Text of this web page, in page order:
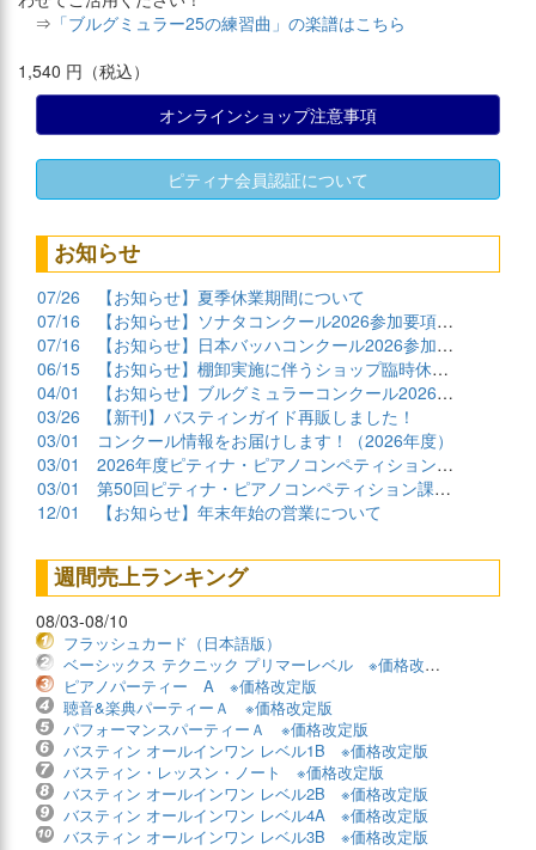
⇒ 「ブルグミュラー25の練習曲」の楽譜はこちら
1,540 円（税込）
オンラインショップ注意事項
ピティナ会員認証について
お知らせ
07/26
【お知らせ】夏季休業期間について
07/16
【お知らせ】ソナタコンクール2026参加要項公開
07/16
【お知らせ】日本バッハコンクール2026参加要項公開
06/15
【お知らせ】棚卸実施に伴うショップ臨時休業について
04/01
【お知らせ】ブルグミュラーコンクール2026課題曲公開
03/26
【新刊】バスティンガイド再販しました！
03/01
コンクール情報をお届けします！（2026年度）
03/01
2026年度ピティナ・ピアノコンペティション課題曲商品
03/01
第50回ピティナ・ピアノコンペティション課題曲公開！
12/01
【お知らせ】年末年始の営業について
週間売上ランキング
08/03-08/10
フラッシュカード（日本語版）
ベーシックス テクニック プリマーレベル ※価格改定版
ピアノパーティー A ※価格改定版
聴音&楽典パーティーＡ ※価格改定版
パフォーマンスパーティーＡ ※価格改定版
バスティン オールインワン レベル1B ※価格改定版
バスティン・レッスン・ノート ※価格改定版
バスティン オールインワン レベル2B ※価格改定版
バスティン オールインワン レベル4A ※価格改定版
バスティン オールインワン レベル3B ※価格改定版